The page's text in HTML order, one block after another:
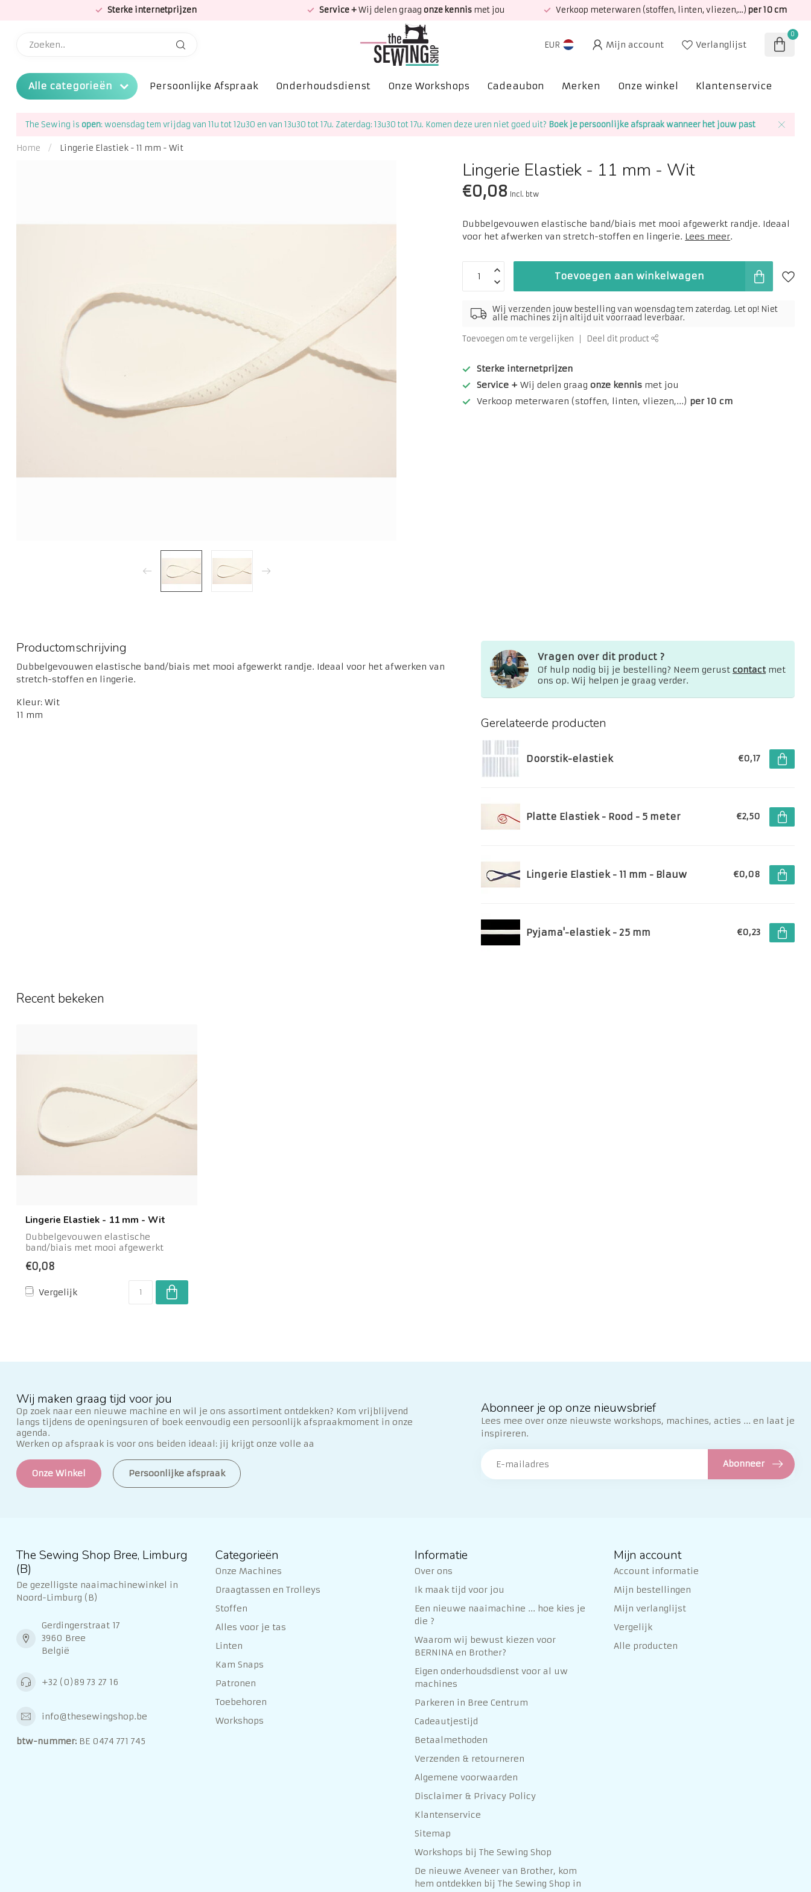
Sterke internetprijzen Service +Wij delen graag onze kennis met jou Verkoop meterwaren (stoffen, linten, vliezen,...) per 10 cm
EUR Mijn account Verlanglijst
0
Alle categorieën Persoonlijke Afspraak Onderhoudsdienst Onze Workshops Cadeaubon Merken Onze winkel Klantenservice
The Sewing is open: woensdag tem vrijdag van 11u tot 12u30 en van 13u30 tot 17u. Zaterdag: 13u30 tot 17u. Komen deze uren niet goed uit? Boek je persoonlijke afspraak wanneer het jouw past
Home / Lingerie Elastiek - 11 mm - Wit
Lingerie Elastiek - 11 mm - Wit
€0,08 Incl. btw
Dubbelgevouwen elastische band/biais met mooi afgewerkt randje. Ideaal
voor het afwerken van stretch-stoffen en lingerie. Lees meer.
Toevoegen aan winkelwagen
Wij verzenden jouw bestelling van woensdag tem zaterdag. Let op! Niet
alle machines zijn altijd uit voorraad leverbaar.
Toevoegen om te vergelijken Deel dit product
Sterke internetprijzen
Service + Wij delen graagonze kennis met jou
Verkoop meterwaren (stoffen, linten, vliezen,...) per 10 cm
Productomschrijving
Dubbelgevouwen elastische band/biais met mooi afgewerkt randje. Ideaal voor het afwerken van
stretch-stoffen en lingerie.
Kleur: Wit
11 mm
Vragen over dit product ?
Of hulp nodig bij je bestelling? Neem gerust contactmet
ons op. Wij helpen je graag verder.
Gerelateerde producten
Doorstik-elastiek €0,17
Platte Elastiek - Rood - 5 meter €2,50
Lingerie Elastiek - 11 mm - Blauw €0,08
Pyjama'-elastiek - 25 mm €0,23
Recent bekeken
Lingerie Elastiek - 11 mm - Wit
Dubbelgevouwen elastische
band/biais met mooi afgewerkt
€0,08
Vergelijk
Wij maken graag tijd voor jou
Op zoek naar een nieuwe machine en wil je ons assortiment ontdekken? Kom vrijblijvend
langs tijdens de openingsuren of boek eenvoudig een persoonlijk afspraakmoment in onze
agenda.
Werken op afspraak is voor ons beiden ideaal: jij krijgt onze volle aa
Onze Winkel Persoonlijke afspraak
Abonneer je op onze nieuwsbrief
Lees mee over onze nieuwste workshops, machines, acties ... en laat je
inspireren.
Abonneer
The Sewing Shop Bree, Limburg
(B)
De gezelligste naaimachinewinkel in
Noord-Limburg (B)
Gerdingerstraat 17
3960 Bree
België
+32 (0)89 73 27 16
info@thesewingshop.be
btw-nummer: BE 0474 771 745
Categorieën
Onze Machines
Draagtassen en Trolleys
Stoffen
Alles voor je tas
Linten
Kam Snaps
Patronen
Toebehoren
Workshops
Informatie
Over ons
Ik maak tijd voor jou
Een nieuwe naaimachine ... hoe kies je
die ?
Waarom wij bewust kiezen voor
BERNINA en Brother?
Eigen onderhoudsdienst voor al uw
machines
Parkeren in Bree Centrum
Cadeautjestijd
Betaalmethoden
Verzenden & retourneren
Algemene voorwaarden
Disclaimer & Privacy Policy
Klantenservice
Sitemap
Workshops bij The Sewing Shop
De nieuwe Aveneer van Brother, kom
hem ontdekken bij The Sewing Shop in
Mijn account
Account informatie
Mijn bestellingen
Mijn verlanglijst
Vergelijk
Alle producten